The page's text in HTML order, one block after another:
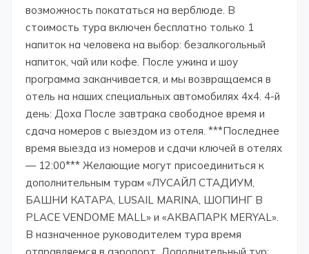
возможность покататься на верблюде. В
стоимость тура включен бесплатно только 1
напиток на человека на выбор: безалкогольный
напиток, чай или кофе. После ужина и шоу
программа заканчивается, и мы возвращаемся в
отель на наших специальных автомобилях 4x4. 4-й
день: Доха После завтрака свободное время и
сдача номеров с выездом из отеля. ***Последнее
время выезда из номеров и сдачи ключей в отелях
— 12:00*** Желающие могут присоединиться к
дополнительным турам «ЛУСАЙЛ СТАДИУМ,
БАШНИ КАТАРА, LUSAIL MARINA, ШОПИНГ В
PLACE VENDOME MALL» и «АКВАПАРК MERYAL».
В назначенное руководителем тура время